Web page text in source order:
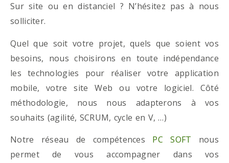
Sur site ou en distanciel ? N’hésitez pas à nous
solliciter.
Quel que soit votre projet, quels que soient vos
besoins, nous choisirons en toute indépendance
les technologies pour réaliser votre application
mobile, votre site Web ou votre logiciel. Côté
méthodologie, nous nous adapterons à vos
souhaits (agilité, SCRUM, cycle en V, …)
Notre réseau de compétences PC SOFT nous
permet de vous accompagner dans vos